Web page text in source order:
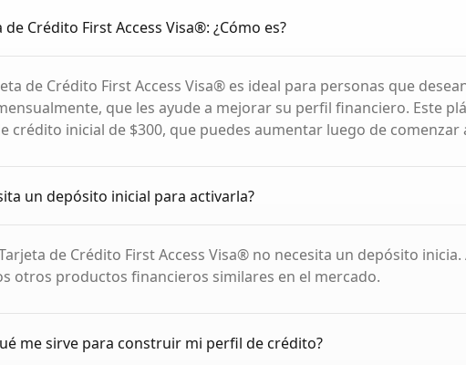
de Crédito First Access Visa®: ¿Cómo es?
de Crédito First Access Visa® es ideal para personas que
que les ayude a mejorar su perfil financiero. Este
crédito inicial de $300, que puedes aumentar luego de comenzar
un depósito inicial para activarla?
de Crédito First Access Visa® no necesita un depósito
otros productos financieros similares en el mercado.
me sirve para construir mi perfil de crédito?